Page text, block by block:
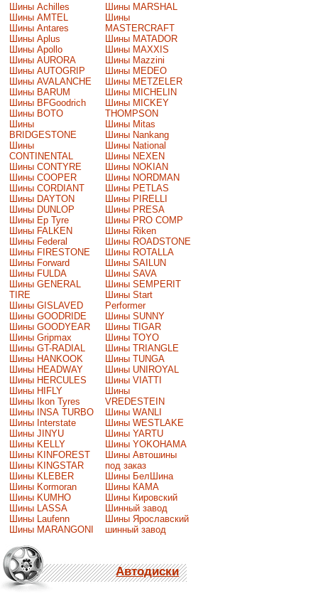
Шины Achilles
Шины AMTEL
Шины Antares
Шины Aplus
Шины Apollo
Шины AURORA
Шины AUTOGRIP
Шины AVALANCHE
Шины BARUM
Шины BFGoodrich
Шины BOTO
Шины
BRIDGESTONE
Шины
CONTINENTAL
Шины CONTYRE
Шины COOPER
Шины CORDIANT
Шины DAYTON
Шины DUNLOP
Шины Ep Tyre
Шины FALKEN
Шины Federal
Шины FIRESTONE
Шины Forward
Шины FULDA
Шины GENERAL
TIRE
Шины GISLAVED
Шины GOODRIDE
Шины GOODYEAR
Шины Gripmax
Шины GT-RADIAL
Шины HANKOOK
Шины HEADWAY
Шины HERCULES
Шины HIFLY
Шины Ikon Tyres
Шины INSA TURBO
Шины Interstate
Шины JINYU
Шины KELLY
Шины KINFOREST
Шины KINGSTAR
Шины KLEBER
Шины Kormoran
Шины KUMHO
Шины LASSA
Шины Laufenn
Шины MARANGONI
Шины MARSHAL
Шины
MASTERCRAFT
Шины MATADOR
Шины MAXXIS
Шины Mazzini
Шины MEDEO
Шины METZELER
Шины MICHELIN
Шины MICKEY
THOMPSON
Шины Mitas
Шины Nankang
Шины National
Шины NEXEN
Шины NOKIAN
Шины NORDMAN
Шины PETLAS
Шины PIRELLI
Шины PRESA
Шины PRO COMP
Шины Riken
Шины ROADSTONE
Шины ROTALLA
Шины SAILUN
Шины SAVA
Шины SEMPERIT
Шины Start
Performer
Шины SUNNY
Шины TIGAR
Шины TOYO
Шины TRIANGLE
Шины TUNGA
Шины UNIROYAL
Шины VIATTI
Шины
VREDESTEIN
Шины WANLI
Шины WESTLAKE
Шины YARTU
Шины YOKOHAMA
Шины Автошины
под заказ
Шины БелШина
Шины КАМА
Шины Кировский
Шинный завод
Шины Ярославский
шинный завод
Автодиски